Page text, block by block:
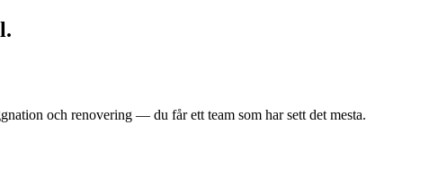
och renovering — du får ett team som har sett det mesta.